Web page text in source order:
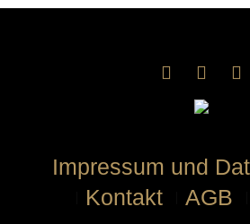
Impressum und
Kontakt
AGB